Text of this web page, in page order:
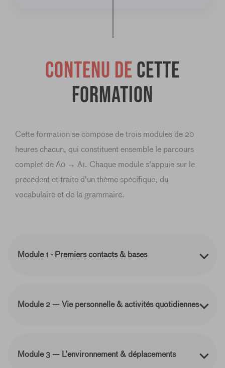
Contenu decette
formation
Cette formation se compose de trois modules de 20
heures chacun, qui constituent ensemble le parcours
complet de A0 → A1. Chaque module s'appuie sur le
précédent et traite d'un thème spécifique, du
vocabulaire et de la grammaire.
Module 1 - Premiers contacts & bases
Module 2 — Vie personnelle & activités quotidiennes
Module 3 — L’environnement & déplacements